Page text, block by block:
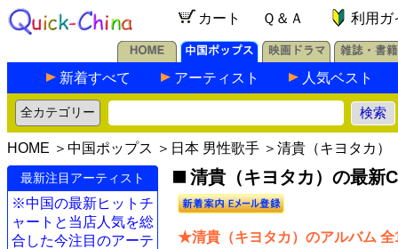
カート Ｑ＆Ａ 利用ガ
新着すべて アーティスト 人気ベスト
HOME ＞ 中国ポップス ＞ 日本 男性歌手 ＞清貴（キヨタカ）
最新注目アーティスト
※中国の最新ヒットチ
ャートと当店人気を総
合した今注目のアーテ
清貴（キヨタカ）の最新
★清貴（キヨタカ）のアルバム 全